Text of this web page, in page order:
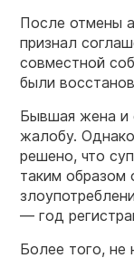
После отмены
признал
совместной
были
Бывшая жена и
жалобу.
решено, что
таким образом
— год
Более того, не